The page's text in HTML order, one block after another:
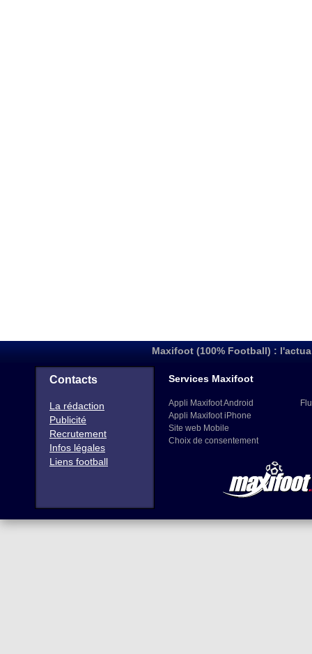
Maxifoot (100% Football) :
Contacts
La rédaction
Publicité
Recrutement
Infos légales
Liens football
Services Maxifoot
Appli Maxifoot Android
Appli Maxifoot iPhone
Site web Mobile
Choix de consentement